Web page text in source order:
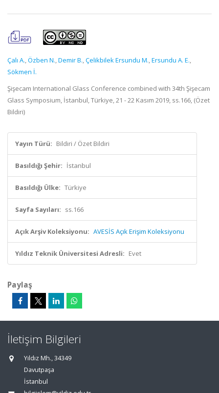
Çalı A.,Özben N.,Demir B.,Çelikbilek Ersundu M.,Ersundu A. E.,
Sökmen İ.
Şişecam International Glass Conference​ combined with 34th Şişecam
Glass Symposium, İstanbul, Türkiye, 21 - 22 Kasım 2019, ss.166, (Özet
Bildiri)
Yayın Türü: Bildiri / Özet Bildiri
Basıldığı Şehir: İstanbul
Basıldığı Ülke: Türkiye
Sayfa Sayıları: ss.166
Açık Arşiv Koleksiyonu: AVESİS Açık Erişim Koleksiyonu
Yıldız Teknik Üniversitesi Adresli: Evet
Paylaş
İletişim Bilgileri
Yıldız Mh., 34349
Davutpaşa
İstanbul